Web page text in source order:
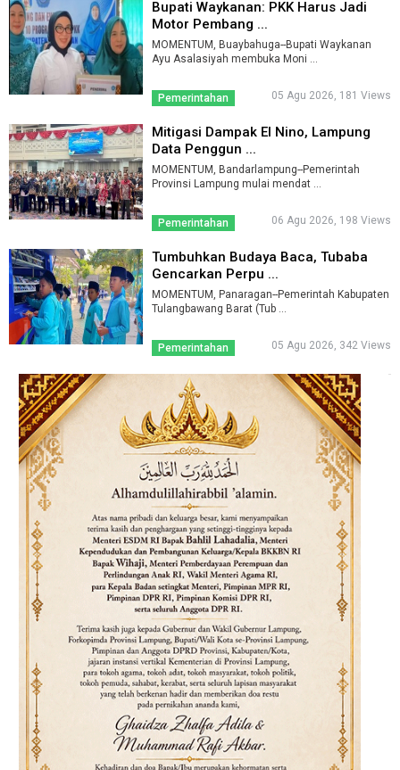
Bupati Waykanan: PKK Harus Jadi
Motor Pembang ...
MOMENTUM, Buaybahuga--Bupati Waykanan
Ayu Asalasiyah membuka Moni ...
Pemerintahan 05 Agu 2026, 181 Views
Mitigasi Dampak El Nino, Lampung
Data Penggun ...
MOMENTUM, Bandarlampung--Pemerintah
Provinsi Lampung mulai mendat ...
Pemerintahan 06 Agu 2026, 198 Views
Tumbuhkan Budaya Baca, Tubaba
Gencarkan Perpu ...
MOMENTUM, Panaragan--Pemerintah Kabupaten
Tulangbawang Barat (Tub ...
Pemerintahan 05 Agu 2026, 342 Views